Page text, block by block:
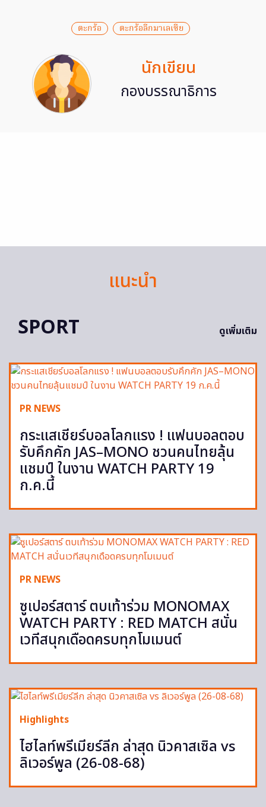
ตะกร้อ ตะกร้อลีกมาเลเซีย
นักเขียน
กองบรรณาธิการ
แนะนำ
SPORT
ดูเพิ่มเติม
PR NEWS
กระแสเชียร์บอลโลกแรง ! แฟนบอลตอบ
รับคึกคัก JAS–MONO ชวนคนไทยลุ้น
แชมป์ ในงาน WATCH PARTY 19
ก.ค.นี้
PR NEWS
ซูเปอร์สตาร์ ตบเท้าร่วม MONOMAX
WATCH PARTY : RED MATCH สนั่น
เวทีสนุกเดือดครบทุกโมเมนต์
Highlights
ไฮไลท์พรีเมียร์ลีก ล่าสุด นิวคาสเซิล vs
ลิเวอร์พูล (26-08-68)